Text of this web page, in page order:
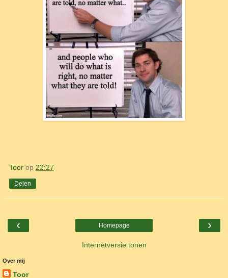
Toor op 22:27
Delen
‹ ›
Homepage
Internetversie tonen
Over mij
Toor